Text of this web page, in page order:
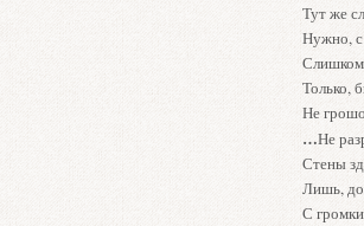
Тут же
Нужно, с
Слишком
Только,
Не
…Не
Стены
Лишь,
С